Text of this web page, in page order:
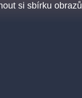
si sbírku obrazů